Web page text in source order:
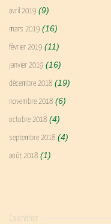
avril 2019 (9)
mars 2019 (16)
février 2019 (11)
janvier 2019 (16)
décembre 2018 (19)
novembre 2018 (6)
octobre 2018 (4)
septembre 2018 (4)
août 2018 (1)
Calendrier